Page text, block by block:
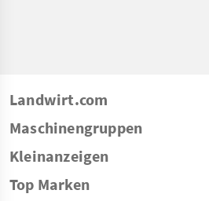
Landwirt.com
Maschinengruppen
Kleinanzeigen
Top Marken